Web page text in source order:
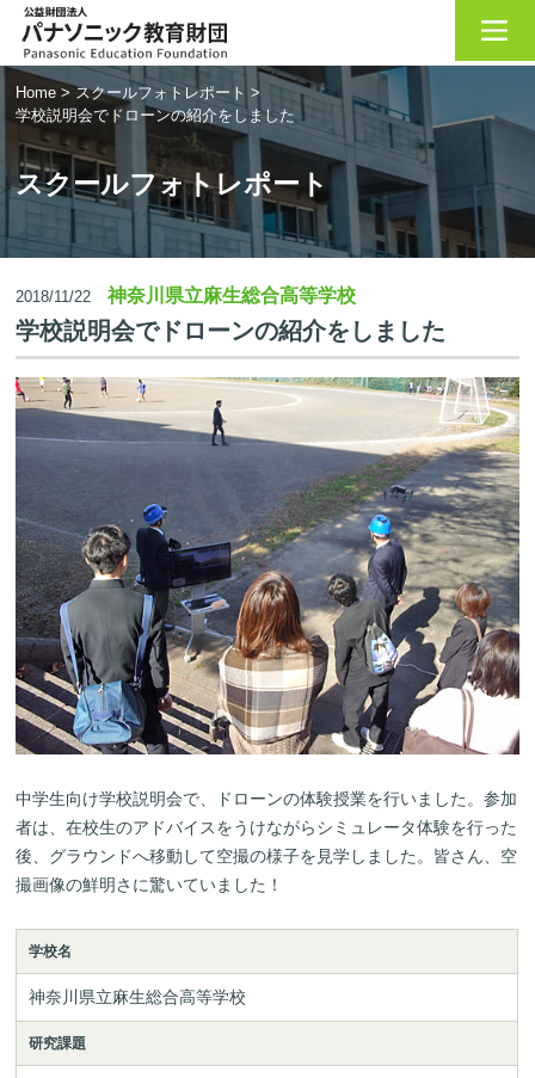
Home > スクールフォトレポート >
学校説明会でドローンの紹介をしました
スクールフォトレポート
2018/11/22 神奈川県立麻生総合高等学校
学校説明会でドローンの紹介をしました
中学生向け学校説明会で、ドローンの体験授業を行いました。参加
者は、在校生のアドバイスをうけながらシミュレータ体験を行った
後、グラウンドへ移動して空撮の様子を見学しました。皆さん、空
撮画像の鮮明さに驚いていました！
学校名
神奈川県立麻生総合高等学校
研究課題